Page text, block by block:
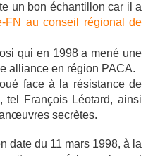
un bon échantillon car il a
FN au conseil régional de
qui en 1998 a mené une
alliance en région PACA.
face à la résistance de
tel François Léotard, ainsi
secrètes.
date du 11 mars 1998, à la